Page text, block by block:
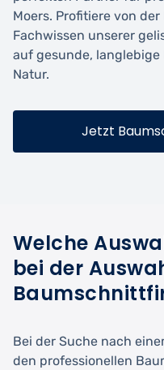
Moers. Profitiere von
Fachwissen unserer
auf gesunde,
Natur.
Jetzt
Welche
bei der
Bei der Suche nach
den professionellen